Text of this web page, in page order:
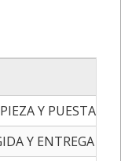
Y PUESTA A
Y ENTREGA